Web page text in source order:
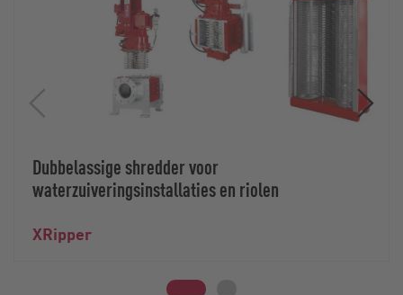
Dubbelassige shredder voor
waterzuiveringsinstallaties en riolen
XRipper